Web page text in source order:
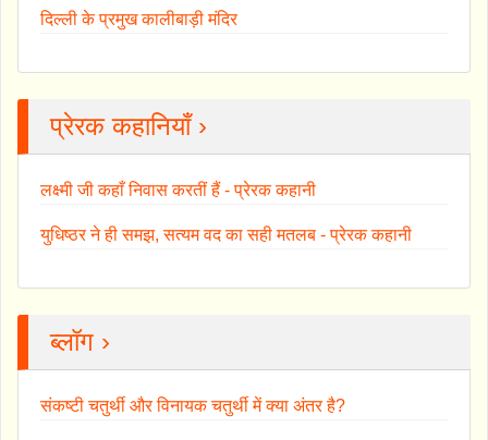
दिल्ली के प्रमुख कालीबाड़ी मंदिर
प्रेरक कहानियाँ ›
लक्ष्मी जी कहाँ निवास करतीं हैं - प्रेरक कहानी
युधिष्ठर ने ही समझ, सत्यम वद का सही मतलब - प्रेरक कहानी
ब्लॉग ›
संकष्टी चतुर्थी और विनायक चतुर्थी में क्या अंतर है?